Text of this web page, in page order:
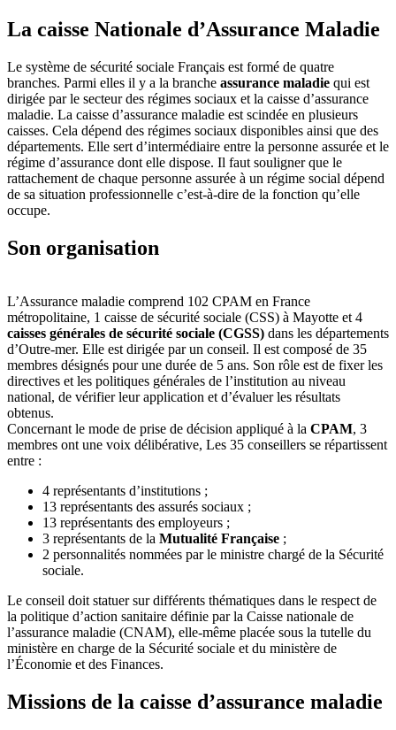
La caisse Nationale d’Assurance Maladie
Le système de sécurité sociale Français est formé de quatre
branches. Parmi elles il y a la branche assurance maladie qui est
dirigée par le secteur des régimes sociaux et la caisse d’assurance
maladie. La caisse d’assurance maladie est scindée en plusieurs
caisses. Cela dépend des régimes sociaux disponibles ainsi que des
départements. Elle sert d’intermédiaire entre la personne assurée et le
régime d’assurance dont elle dispose. Il faut souligner que le
rattachement de chaque personne assurée à un régime social dépend
de sa situation professionnelle c’est-à-dire de la fonction qu’elle
occupe.
Son organisation
L’Assurance maladie comprend 102 CPAM en France
métropolitaine, 1 caisse de sécurité sociale (CSS) à Mayotte et 4
caisses générales de sécurité sociale (CGSS) dans les départements
d’Outre-mer. Elle est dirigée par un conseil. Il est composé de 35
membres désignés pour une durée de 5 ans. Son rôle est de fixer les
directives et les politiques générales de l’institution au niveau
national, de vérifier leur application et d’évaluer les résultats
obtenus.
Concernant le mode de prise de décision appliqué à la CPAM, 3
membres ont une voix délibérative, Les 35 conseillers se répartissent
entre :
4 représentants d’institutions ;
13 représentants des assurés sociaux ;
13 représentants des employeurs ;
3 représentants de la Mutualité Française ;
2 personnalités nommées par le ministre chargé de la Sécurité
sociale.
Le conseil doit statuer sur différents thématiques dans le respect de
la politique d’action sanitaire définie par la Caisse nationale de
l’assurance maladie (CNAM), elle-même placée sous la tutelle du
ministère en charge de la Sécurité sociale et du ministère de
l’Économie et des Finances.
Missions de la caisse d’assurance maladie